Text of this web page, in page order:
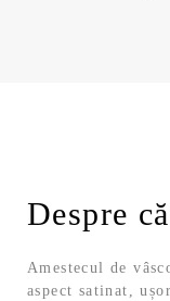
Despre
Amestecul de
aspect satinat,